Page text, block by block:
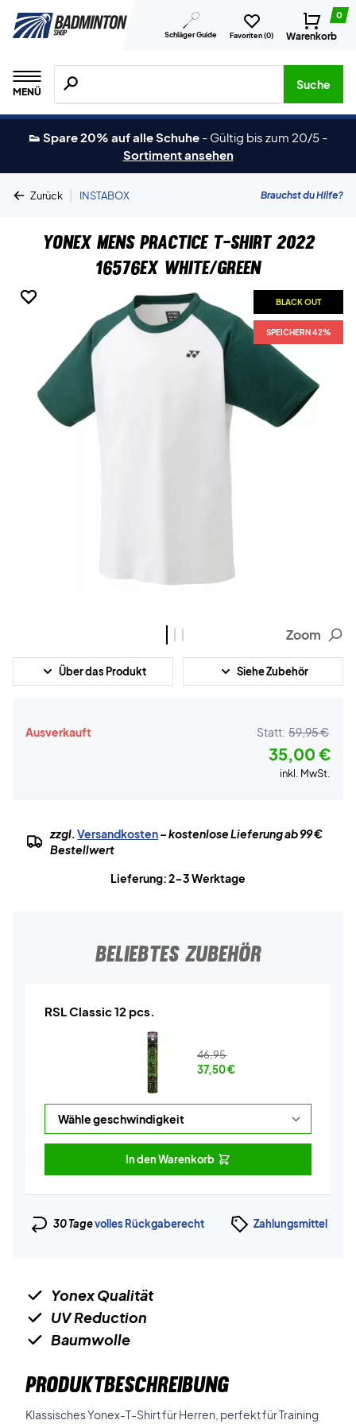
Schläger Guide Favoriten (0)
0
Warenkorb
MENÜ
Suche nach Produkten, Marken usw.
Suche
👟 Spare 20% auf alle Schuhe - Gültig bis zum 20/5 -
Sortiment ansehen
Zurück | INSTABOX Brauchst du Hilfe?
Yonex Mens Practice T-Shirt 2022
16576EX White/Green
BLACK OUT
SPEICHERN 42%
BLACK OUT
SPEICHERN 42%
BLACK OUT
SPEICHERN 42%
Zoom
Über das Produkt Siehe Zubehör
Ausverkauft Statt: 59,95 €
35,00 €
inkl. MwSt.
zzgl.Versandkosten– kostenlose Lieferung ab 99 €
Bestellwert
Lieferung: 2-3 Werktage
BELIEBTES ZUBEHÖR
RSL Classic 12 pcs.
46,95
37,50€
In den Warenkorb
30 Tagevolles Rückgaberecht Zahlungsmittel
Yonex Qualität
UV Reduction
Baumwolle
PRODUKTBESCHREIBUNG
Klassisches Yonex-T-Shirt für Herren, perfekt für Training